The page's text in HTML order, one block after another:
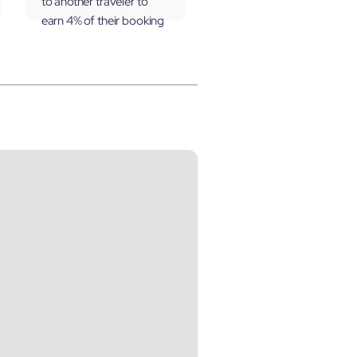
earn 4% of their booking